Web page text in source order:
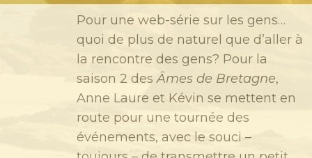
Pour une web-série sur les gens…
quoi de plus de naturel que d’aller à
la rencontre des gens? Pour la
saison 2 desÂmes de Bretagne,
Anne Laure et Kévin se mettent en
route pour une tournée des
événements, avec le souci –